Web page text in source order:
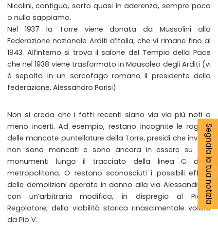
Nicolini, contiguo, sorto quasi in aderenza, sempre poco
o nulla sappiamo.
Nel 1937 la Torre viene donata da Mussolini alla
Federazione nazionale Arditi d’Italia, che vi rimane fino al
1943. All’interno si trova il salone del Tempio della Pace
che nel 1938 viene trasformato in Mausoleo degli Arditi (vi
è sepolto in un sarcofago romano il presidente della
federazione, Alessandro Parisi).
Non si creda che i fatti recenti siano via via più noti o
meno incerti. Ad esempio, restano incognite le ragioni
delle mancate puntellature della Torre, presidi che invece
non sono mancati e sono ancora in essere su altri
monumenti lungo il tracciato della linea C della
metropolitana. O restano sconosciuti i possibili effetti
delle demolizioni operate in danno alla via Alessandrina,
con un’arbitraria modifica, in dispregio al Piano
Regolatore, della viabilità storica rinascimentale voluta
da Pio V.
Segnala la tua notizia